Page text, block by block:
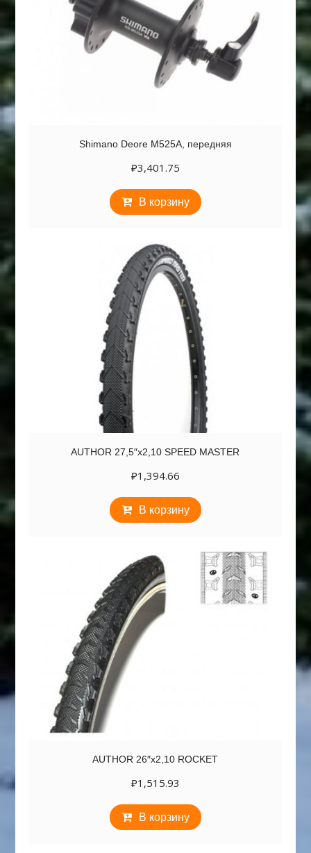
Shimano Deore M525A, передняя
₽3,401.75
В корзину
AUTHOR 27,5″х2,10 SPEED MASTER
₽1,394.66
В корзину
AUTHOR 26″х2,10 ROCKET
₽1,515.93
В корзину